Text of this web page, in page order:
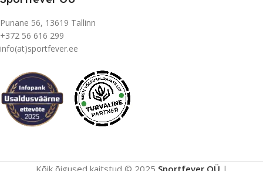
Punane 56, 13619 Tallinn
+372 56 616 299
info(at)sportfever.ee